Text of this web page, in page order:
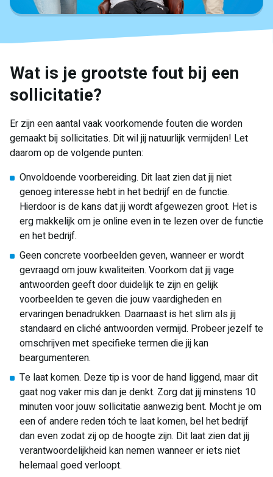
Wat is je grootste fout bij een
sollicitatie?
Er zijn een aantal vaak voorkomende fouten die worden
gemaakt bij sollicitaties. Dit wil jij natuurlijk vermijden! Let
daarom op de volgende punten:
Onvoldoende voorbereiding. Dit laat zien dat jij niet
genoeg interesse hebt in het bedrijf en de functie.
Hierdoor is de kans dat jij wordt afgewezen groot. Het is
erg makkelijk om je online even in te lezen over de functie
en het bedrijf.
Geen concrete voorbeelden geven, wanneer er wordt
gevraagd om jouw kwaliteiten. Voorkom dat jij vage
antwoorden geeft door duidelijk te zijn en gelijk
voorbeelden te geven die jouw vaardigheden en
ervaringen benadrukken. Daarnaast is het slim als jij
standaard en cliché antwoorden vermijd. Probeer jezelf te
omschrijven met specifieke termen die jij kan
beargumenteren.
Te laat komen. Deze tip is voor de hand liggend, maar dit
gaat nog vaker mis dan je denkt. Zorg dat jij minstens 10
minuten voor jouw sollicitatie aanwezig bent. Mocht je om
een of andere reden tóch te laat komen, bel het bedrijf
dan even zodat zij op de hoogte zijn. Dit laat zien dat jij
verantwoordelijkheid kan nemen wanneer er iets niet
helemaal goed verloopt.